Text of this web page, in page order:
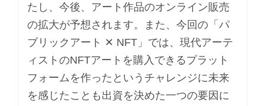
たし、今後、アート作品のオンライン販売
の拡大が予想されます。また、今回の「パ
ブリックアート ✕ NFT」では、現代アーテ
ィストのNFTアートを購入できるプラット
フォームを作ったというチャレンジに未来
を感じたことも出資を決めた一つの要因に